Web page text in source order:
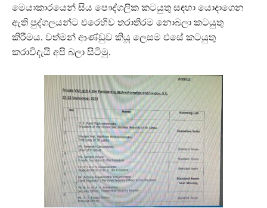
මෙයාකාරයෙන් සිය පෞද්ගලික කටයුතු සඳහා යොදාගෙන
ඇති පුද්ගලයන්ට එරෙහිව තරාතිරම නොබලා කටයුතු
කිරීමය. වත්මන් ආණ්ඩුව කියූ ලෙසම එසේ කටයුතු
කරාවිදැයි අපි බලා සිටිමු.